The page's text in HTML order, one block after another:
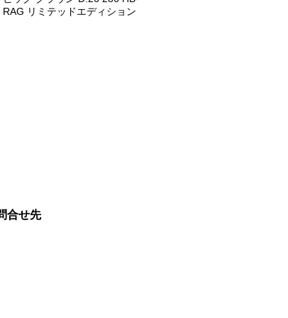
RAG リミテッドエディション
合せ先